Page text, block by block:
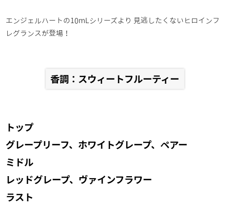
エンジェルハートの10mLシリーズより 見逃したくないヒロインフ
レグランスが登場！
香調：スウィートフルーティー
トップ
グレープリーフ​、ホワイトグレープ、ペアー​
ミドル
レッドグレープ、ヴァインフラワー
ラスト